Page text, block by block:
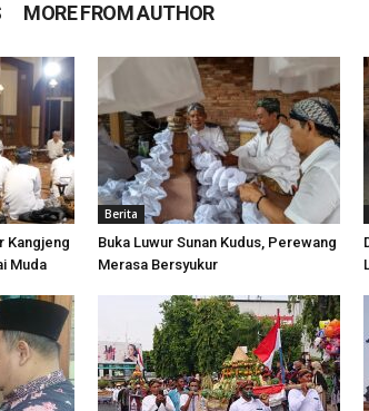
MORE FROM AUTHOR
Kangjeng
Muda
Berita
Buka Luwur Sunan Kudus, Perewang
Merasa Bersyukur